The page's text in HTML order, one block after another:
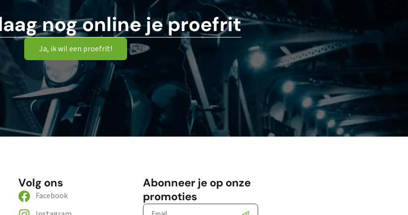
nog online je proefrit
Ja, ik wil een proefrit!
Volg ons
Facebook
Abonneer je op onze
promoties